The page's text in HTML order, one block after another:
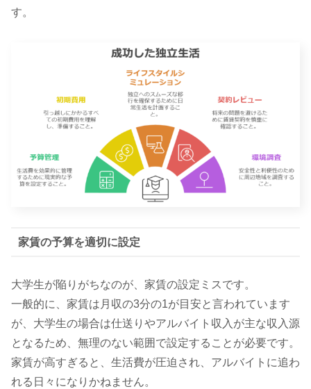
す。
家賃の予算を適切に設定
大学生が陥りがちなのが、家賃の設定ミスです。
一般的に、家賃は月収の3分の1が目安と言われています
が、大学生の場合は仕送りやアルバイト収入が主な収入源
となるため、無理のない範囲で設定することが必要です。
家賃が高すぎると、生活費が圧迫され、アルバイトに追わ
れる日々になりかねません。